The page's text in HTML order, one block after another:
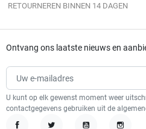
RETOURNEREN BINNEN 14 DAGEN
Ontvang ons laatste nieuws en
U kunt op elk gewenst moment weer
contactgegevens gebruiken uit de